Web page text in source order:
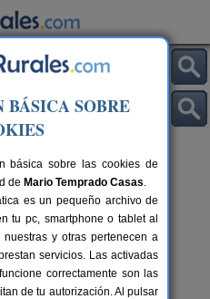
Valdepares
SOBRE
básica sobre las cookies de
de Mario Temprado Casas.
es un pequeño archivo de
tu pc, smartphone o tablet al
y otras pertenecen a
servicios. Las activadas
correctamente son las
de tu autorización. Al pulsar